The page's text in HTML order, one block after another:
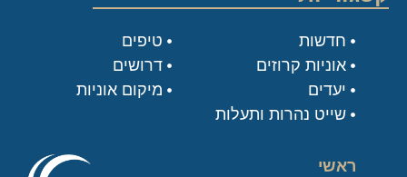
ראשי
טיפים
דרושים
מיקום אוניות
חדשות
אוניות קרוזים
יעדים
שייט נהרות ותעלות